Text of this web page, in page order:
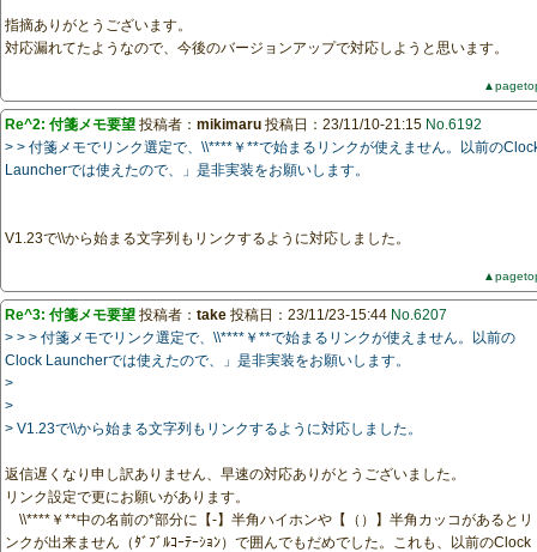
指摘ありがとうございます。
対応漏れてたようなので、今後のバージョンアップで対応しようと思います。
Re^2: 付箋メモ要望 投稿者： mikimaru 投稿日：23/11/10-21:15 No.6192
> > 付箋メモでリンク選定で、\\****￥**で始まるリンクが使えません。以前の
Launcherでは使えたので、」是非実装をお願いします。
V1.23で\\から始まる文字列もリンクするように対応しました。
Re^3: 付箋メモ要望 投稿者： take 投稿日：23/11/23-15:44 No.6207
> > > 付箋メモでリンク選定で、\\****￥**で始まるリンクが使えません。以前の
Clock Launcherでは使えたので、」是非実装をお願いします。
>
>
> V1.23で\\から始まる文字列もリンクするように対応しました。
返信遅くなり申し訳ありません、早速の対応ありがとうございました。
リンク設定で更にお願いがあります。
\\****￥**中の名前の*部分に【-】半角ハイホンや【（）】半角カッコがあるとリ
ンクが出来ません（ﾀﾞﾌﾞﾙｺｰﾃｰｼｮﾝ）で囲んでもだめでした。これも、以前のClock